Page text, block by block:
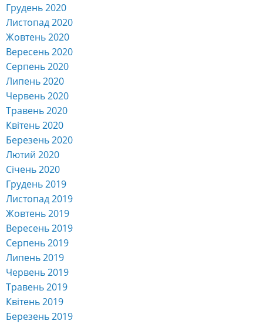
Грудень 2020
Листопад 2020
Жовтень 2020
Вересень 2020
Серпень 2020
Липень 2020
Червень 2020
Травень 2020
Квітень 2020
Березень 2020
Лютий 2020
Січень 2020
Грудень 2019
Листопад 2019
Жовтень 2019
Вересень 2019
Серпень 2019
Липень 2019
Червень 2019
Травень 2019
Квітень 2019
Березень 2019